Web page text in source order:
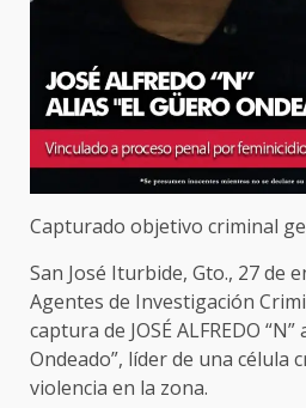
Capturado objetivo criminal
San José Iturbide, Gto., 27 de
Agentes de Investigación
captura de JOSÉ ALFREDO “N”
Ondeado”, líder de una célula
violencia en la zona.